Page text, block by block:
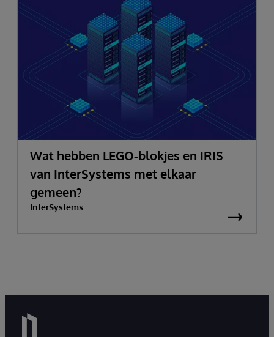
Wat hebben LEGO-blokjes en IRIS
van InterSystems met elkaar
gemeen?
InterSystems